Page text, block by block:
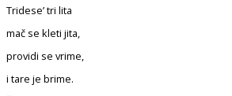
Tridese’ tri lita
mač se kleti jita,
providi se vrime,
i tare je brime.